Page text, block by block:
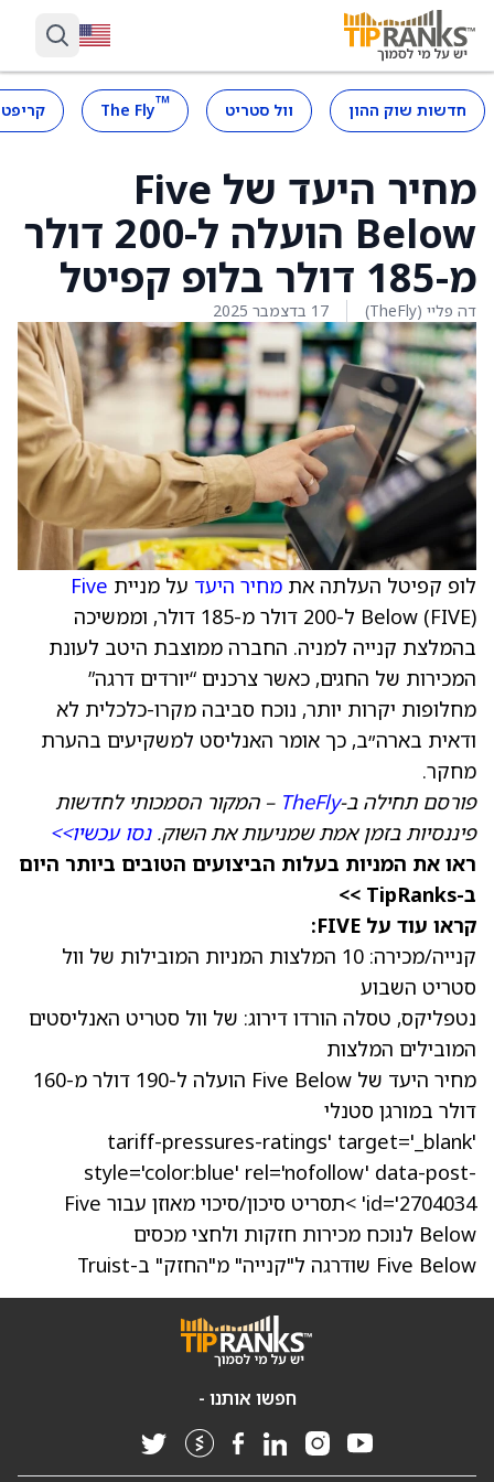
חדשות שוק ההון וול סטריט ™
The Fly
מחיר היעד של Five
Below הועלה ל-200 דולר
מ-185 דולר בלופ קפיטל
דה פליי (TheFly) 17 בדצמבר 2025
לופ קפיטל העלתה את מחיר היעד על מניית Five
Below (FIVE) ל-200 דולר מ-185 דולר, וממשיכה
בהמלצת קנייה למניה. החברה ממוצבת היטב לעונת
המכירות של החגים, כאשר צרכנים “יורדים דרגה”
מחלופות יקרות יותר, נוכח סביבה מקרו-כלכלית לא
ודאית בארה״ב, כך אומר האנליסט למשקיעים בהערת
מחקר.
פורסם תחילה ב-TheFly – המקור הסמכותי לחדשות
פיננסיות בזמן אמת שמניעות את השוק.נסו עכשיו>>
ראו את המניות בעלות הביצועים הטובים ביותר היום
ב-TipRanks >>
קראו עוד על FIVE:
קנייה/מכירה: 10 המלצות המניות המובילות של וול
סטריט השבוע
נטפליקס, טסלה הורדו דירוג: של וול סטריט האנליסטים
המובילים המלצות
מחיר היעד של Five Below הועלה ל-190 דולר מ-160
דולר במורגן סטנלי
tariff-pressures-ratings' target='_blank'
style='color:blue' rel='nofollow' data-post-
id='2704034' >תסריט סיכון/סיכוי מאוזן עבור Five
Below לנוכח מכירות חזקות ולחצי מכסים
Five Below שודרגה ל"קנייה" מ"החזק" ב-Truist
חפשו אותנו -